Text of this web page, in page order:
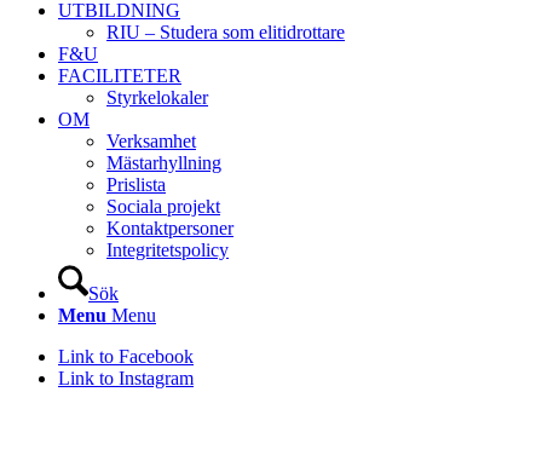
UTBILDNING
RIU – Studera som elitidrottare
F&U
FACILITETER
Styrkelokaler
OM
Verksamhet
Mästarhyllning
Prislista
Sociala projekt
Kontaktpersoner
Integritetspolicy
Sök
Menu Menu
Link to Facebook
Link to Instagram